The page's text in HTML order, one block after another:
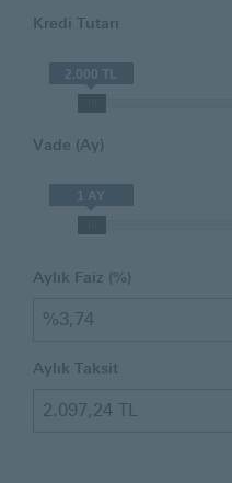
Kredi Tutarı
2.000 TL
Vade (Ay)
1 AY
Aylık Faiz (%)
Aylık Taksit